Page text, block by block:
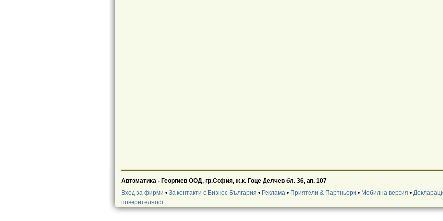
Автоматика - Георгиев ООД, гр.София, ж.к. Гоце Делчев бл. 36, ап. 107
Вход за фирми • За контакти с Бизнес България • Реклама• Приятели & Партньори • Мобилна версия •
поверителност